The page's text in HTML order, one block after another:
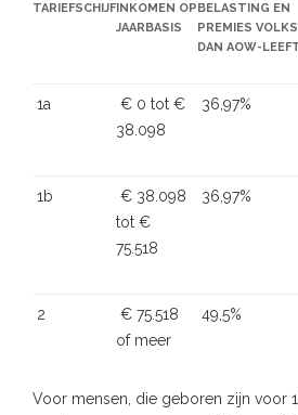
TARIEFSCHIJFINKOMEN OP
JAARBASIS
BELASTING EN
PREMIES
DAN AOW-
1a
€ 0 tot €
38.098
36,97%
1b
€ 38.098
tot €
75.518
36,97%
2
€ 75.518
of meer
49,5%
Voor mensen, die geboren zijn voor